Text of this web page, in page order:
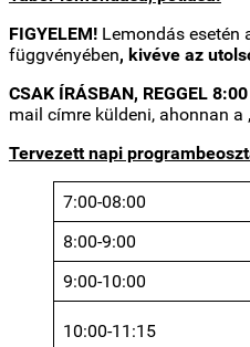
FIGYELEM! Lemondás esetén
függvényében, kivéve az
CSAK ÍRÁSBAN, REGGEL
mail címre küldeni, ahonnan
Tervezett napi
7:00-08:00
8:00-9:00
9:00-10:00
10:00-11:15